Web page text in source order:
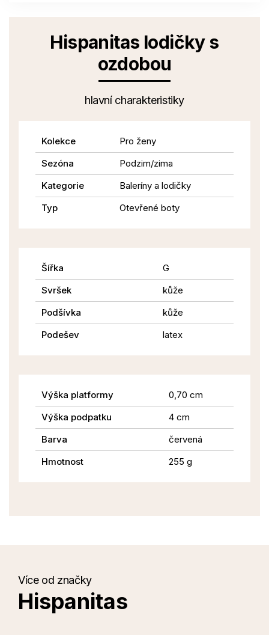
Hispanitas lodičky s
ozdobou
hlavní charakteristiky
Kolekce
Pro ženy
Sezóna
Podzim/zima
Kategorie
Baleríny a lodičky
Typ
Otevřené boty
Šířka
G
Svršek
kůže
Podšívka
kůže
Podešev
latex
Výška platformy
0,70 cm
Výška podpatku
4 cm
Barva
červená
Hmotnost
255 g
Více od značky
Hispanitas